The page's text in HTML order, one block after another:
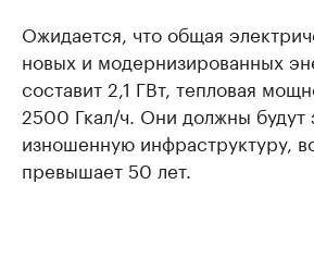
Ожидается, что общая
новых и модернизированных
составит 2,1 ГВт, тепловая
2500 Гкал/ч. Они должны будут
изношенную инфраструктуру,
превышает 50 лет.